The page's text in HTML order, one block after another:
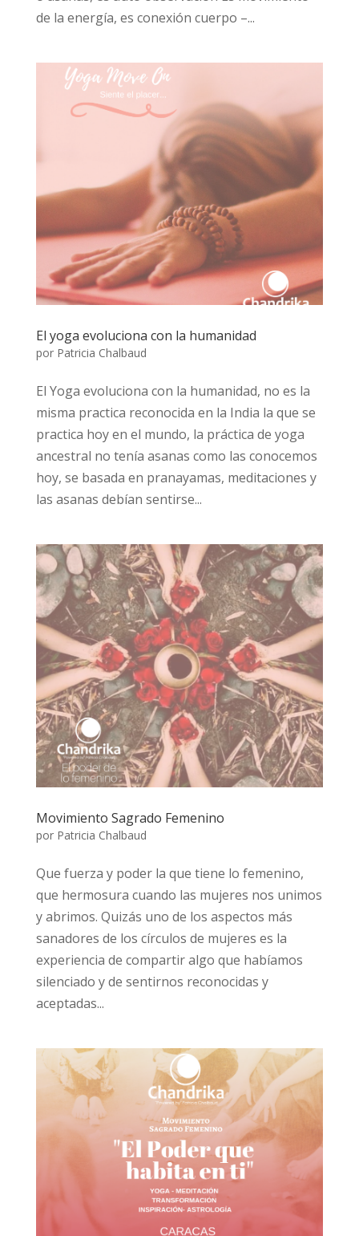
de la energía, es conexión cuerpo –...
El yoga evoluciona con la humanidad
por Patricia Chalbaud
El Yoga evoluciona con la humanidad, no es la
misma practica reconocida en la India la que se
practica hoy en el mundo, la práctica de yoga
ancestral no tenía asanas como las conocemos
hoy, se basada en pranayamas, meditaciones y
las asanas debían sentirse...
Movimiento Sagrado Femenino
por Patricia Chalbaud
Que fuerza y poder la que tiene lo femenino,
que hermosura cuando las mujeres nos unimos
y abrimos. Quizás uno de los aspectos más
sanadores de los círculos de mujeres es la
experiencia de compartir algo que habíamos
silenciado y de sentirnos reconocidas y
aceptadas...